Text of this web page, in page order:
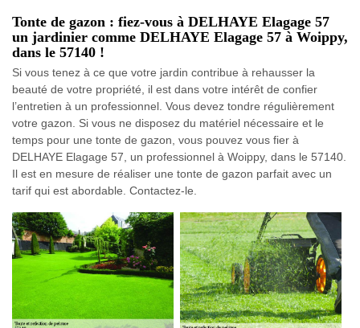
Tonte de gazon : fiez-vous à DELHAYE Elagage 57
un jardinier comme DELHAYE Elagage 57 à Woippy,
dans le 57140 !
Si vous tenez à ce que votre jardin contribue à rehausser la
beauté de votre propriété, il est dans votre intérêt de confier
l’entretien à un professionnel. Vous devez tondre régulièrement
votre gazon. Si vous ne disposez du matériel nécessaire et le
temps pour une tonte de gazon, vous pouvez vous fier à
DELHAYE Elagage 57, un professionnel à Woippy, dans le 57140.
Il est en mesure de réaliser une tonte de gazon parfait avec un
tarif qui est abordable. Contactez-le.